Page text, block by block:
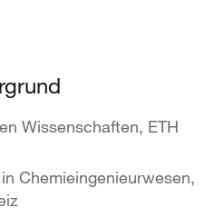
Wissenschaften, ETH
Chemieingenieurwesen,